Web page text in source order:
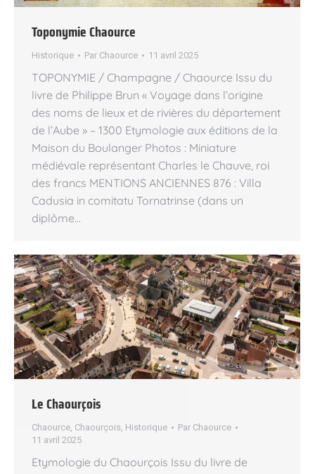
Toponymie Chaource
Historique Par Chaource 11 avril 2025
TOPONYMIE / Champagne / Chaource Issu du
livre de Philippe Brun « Voyage dans l’origine
des noms de lieux et de rivières du département
de l’Aube » – 1300 Etymologie aux éditions de la
Maison du Boulanger Photos : Miniature
médiévale représentant Charles le Chauve, roi
des francs MENTIONS ANCIENNES 876 : Villa
Cadusia in comitatu Tornatrinse (dans un
diplôme…
Le Chaourçois
Chaource Chaourçois Historique Par Chaource
11 avril 2025
Etymologie du Chaourçois Issu du livre de